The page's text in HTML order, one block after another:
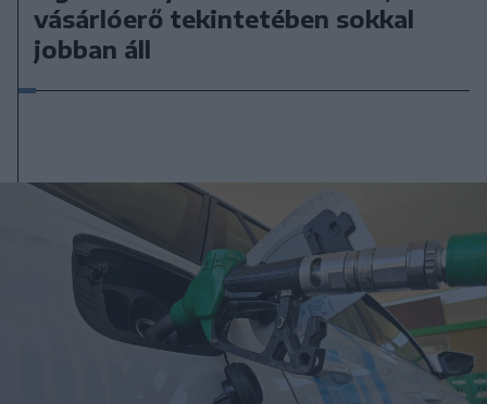
vásárlóerő tekintetében sokkal
jobban áll